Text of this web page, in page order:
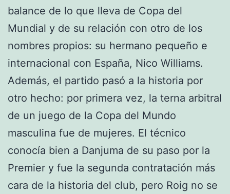
balance de lo que lleva de Copa del
Mundial y de su relación con otro de los
nombres propios: su hermano pequeño e
internacional con España, Nico Williams.
Además, el partido pasó a la historia por
otro hecho: por primera vez, la terna arbitral
de un juego de la Copa del Mundo
masculina fue de mujeres. El técnico
conocía bien a Danjuma de su paso por la
Premier y fue la segunda contratación más
cara de la historia del club, pero Roig no se